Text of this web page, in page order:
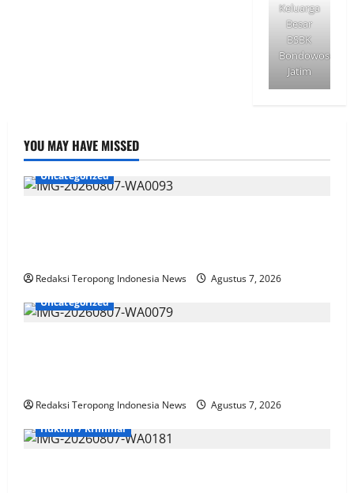
Keluarga
Besar
BSBK
Bondowoso
Jatim
YOU MAY HAVE MISSED
Uncategorized
Redaksi Teropong Indonesia News
Agustus 7, 2026
Uncategorized
Redaksi Teropong Indonesia News
Agustus 7, 2026
Hukum / Kriminal